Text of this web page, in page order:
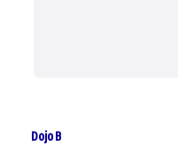
Dojo B